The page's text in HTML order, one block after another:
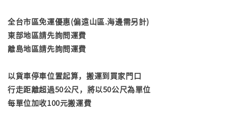
全台市區免運優惠(偏遠山區.海邊需另計)
東部地區請先詢問運費
離島地區請先詢問運費
以貨車停車位置起算，搬運到買家門口
行走距離超過50公尺，將以50公尺為單位
每單位加收100元搬運費